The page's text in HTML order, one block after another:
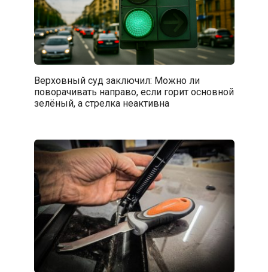
Верховный суд заключил: Можно ли
поворачивать направо, если горит основной
зелёный, а стрелка неактивна